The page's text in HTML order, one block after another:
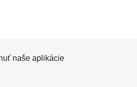
naše aplikácie